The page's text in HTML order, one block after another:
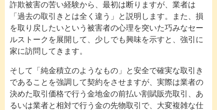
詐欺被害の苦い経験から、最初は断りますが、業者は
「過去の取引きとは全く違う」と説明します。また、損
を取り戻したいという被害者の心理を突いた巧みなセー
ルストークを展開して、少しでも興味を示すと、強引に
家に訪問してきます。
そして「純金積立のようなもの」と安全で確実な取引き
であることを強調して契約をさせますが、実際は業者の
決めた取引価格で行う金地金の前払い割賦販売取引、あ
るいは業者と相対で行う金の先物取引で、大変複雑な仕